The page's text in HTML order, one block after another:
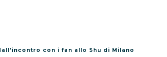
con i fan allo Shu di Milano